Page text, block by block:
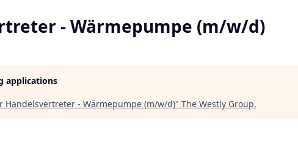
- Wärmepumpe (m/w/d)
applications
Handelsvertreter - Wärmepumpe (m/w/d)" The Westly Group.